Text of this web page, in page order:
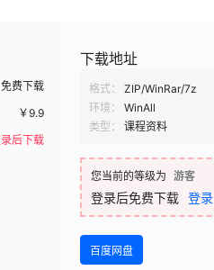
免费下载
￥9.9
后下载
下载地址
格式： ZIP/WinRar/7z
环境：
WinAll
类型：
课程资料
您当前的等级为 游客
登录后免费下载 登录
百度网盘